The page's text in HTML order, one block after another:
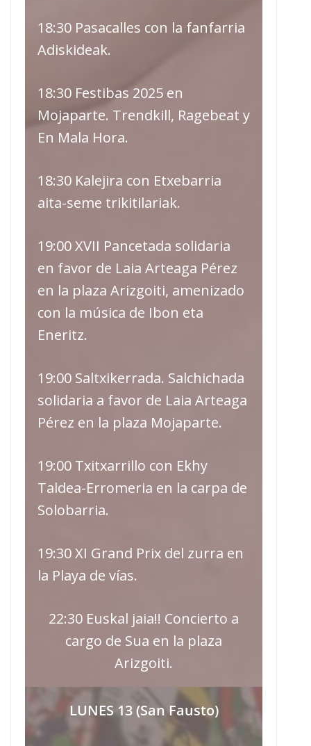
18:30 Pasacalles con la fanfarria
Adiskideak.
18:30 Festibas 2025 en
Mojaparte. Trendkill, Ragebeat y
En Mala Hora.
18:30 Kalejira con Etxebarria
aita-seme trikitilariak.
19:00 XVII Pancetada solidaria
en favor de Laia Arteaga Pérez
en la plaza Arizgoiti, amenizado
con la música de Ibon eta
Eneritz.
19:00 Saltxikerrada. Salchichada
solidaria a favor de Laia Arteaga
Pérez en la plaza Mojaparte.
19:00 Txitxarrillo con Ekhy
Taldea-Erromeria en la carpa de
Solobarria.
19:30 XI Grand Prix del zurra en
la Playa de vías.
22:30 Euskal jaia!! Concierto a
cargo de Sua en la plaza
Arizgoiti.
LUNES 13 (San Fausto)